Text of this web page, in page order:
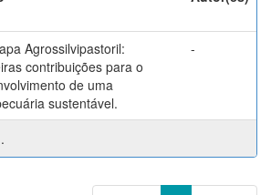
Agrossilvipastoril:
contribuições para o
de uma
sustentável.
-